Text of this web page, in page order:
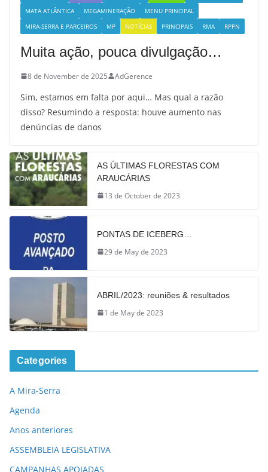
MATA ATLÂNTICA
MEGAMINERAÇÃO
MENU PRINCIPAL
MIRA-SERRA E PARCEIROS
MP NOTÍCIAS PRINCIPAIS RMA RPPN
Muita ação, pouca divulgação…
8 de November de 2025 AdGerence
Sim, estamos em falta por aqui… Mas qual a razão
disso? Resumindo a resposta: houve aumento nas
denúncias de danos
AS ÚLTIMAS FLORESTAS COM
ARAUCÁRIAS
13 de October de 2023
PONTAS DE ICEBERG…
29 de May de 2023
ABRIL/2023: reuniões & resultados
1 de May de 2023
Categories
A Mira-Serra
Agenda
Anos anteriores
ASSEMBLEIA LEGISLATIVA
CAMPANHAS APOIADAS